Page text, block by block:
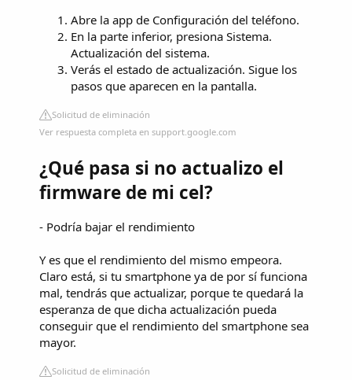
Abre la app de Configuración del teléfono.
En la parte inferior, presiona Sistema.
Actualización del sistema.
Verás el estado de actualización. Sigue los
pasos que aparecen en la pantalla.
Solicitud de eliminación
Ver respuesta completa en support.google.com
¿Qué pasa si no actualizo el
firmware de mi cel?
- Podría bajar el rendimiento
Y es que el rendimiento del mismo empeora.
Claro está, si tu smartphone ya de por sí funciona
mal, tendrás que actualizar, porque te quedará la
esperanza de que dicha actualización pueda
conseguir que el rendimiento del smartphone sea
mayor.
Solicitud de eliminación